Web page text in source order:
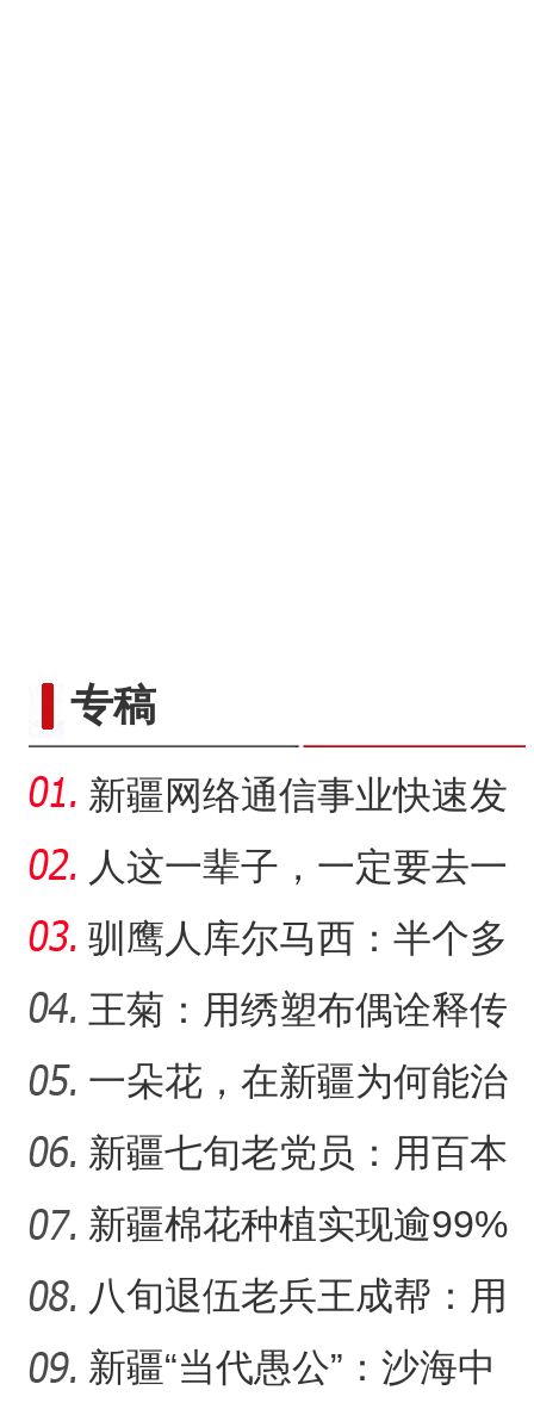
专稿
新疆网络通信事业快速发
展 拉近世界与新疆距离
人这一辈子，一定要去一
趟新星市！
驯鹰人库尔马西：半个多
世纪的传统文化守望
王菊：用绣塑布偶诠释传
统符号与技艺
一朵花，在新疆为何能治
沙又致富？
新疆七旬老党员：用百本
日记记录村子半个多世纪
变
新疆棉花种植实现逾99%
机械化播种
八旬退伍老兵王成帮：用
半生光阴为城市披绿装
新疆“当代愚公”：沙海中